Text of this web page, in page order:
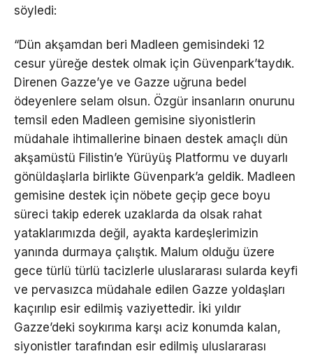
söyledi:
“Dün akşamdan beri Madleen gemisindeki 12
cesur yüreğe destek olmak için Güvenpark’taydık.
Direnen Gazze’ye ve Gazze uğruna bedel
ödeyenlere selam olsun. Özgür insanların onurunu
temsil eden Madleen gemisine siyonistlerin
müdahale ihtimallerine binaen destek amaçlı dün
akşamüstü Filistin’e Yürüyüş Platformu ve duyarlı
gönüldaşlarla birlikte Güvenpark’a geldik. Madleen
gemisine destek için nöbete geçip gece boyu
süreci takip ederek uzaklarda da olsak rahat
yataklarımızda değil, ayakta kardeşlerimizin
yanında durmaya çalıştık. Malum olduğu üzere
gece türlü türlü tacizlerle uluslararası sularda keyfi
ve pervasızca müdahale edilen Gazze yoldaşları
kaçırılıp esir edilmiş vaziyettedir. İki yıldır
Gazze’deki soykırıma karşı aciz konumda kalan,
siyonistler tarafından esir edilmiş uluslararası